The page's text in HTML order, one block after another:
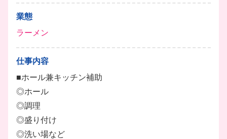
業態
ラーメン
仕事内容
■ホール兼キッチン補助
◎ホール
◎調理
◎盛り付け
◎洗い場など